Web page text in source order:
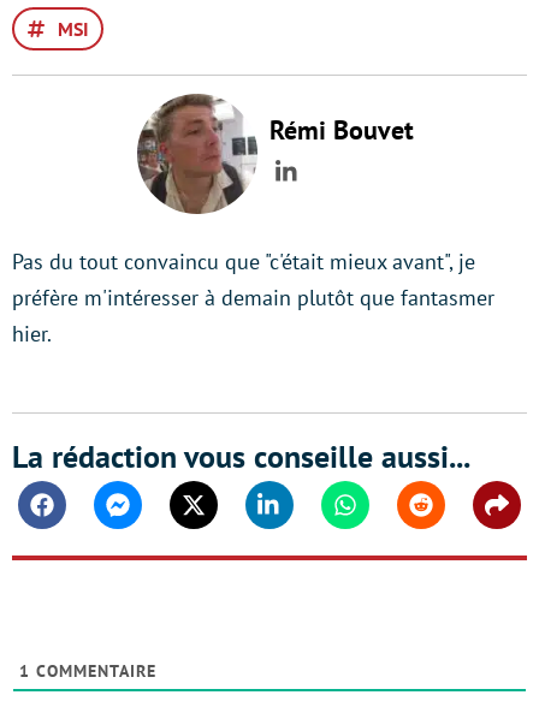
MSI
Rémi Bouvet
LinkedIn
Pas du tout convaincu que "c'était mieux avant", je
préfère m'intéresser à demain plutôt que fantasmer
hier.
La rédaction vous conseille aussi...
FacebookMessengerTwitter Linkedin WhatsappReddit
1 COMMENTAIRE